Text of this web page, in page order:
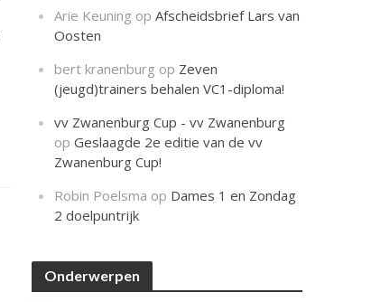
Arie Keuning opAfscheidsbrief Lars van
Oosten
bert kranenburg op Zeven
(jeugd)trainers behalen VC1-diploma!
vv Zwanenburg Cup - vv Zwanenburg
opGeslaagde 2e editie van de vv
Zwanenburg Cup!
Robin Poelsma op Dames 1 en Zondag
2 doelpuntrijk
Onderwerpen